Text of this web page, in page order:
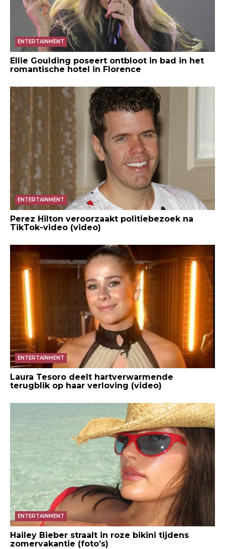
ENTERTAINMENT
Ellie Goulding poseert ontbloot in bad in het
romantische hotel in Florence
ENTERTAINMENT
Perez Hilton veroorzaakt politiebezoek na
TikTok-video (video)
ENTERTAINMENT
Laura Tesoro deelt hartverwarmende
terugblik op haar verloving (video)
ENTERTAINMENT
Hailey Bieber straalt in roze bikini tijdens
zomervakantie (foto’s)